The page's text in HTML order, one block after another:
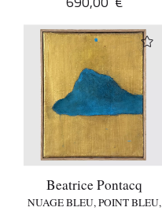
Beatrice Pontacq
NUAGE BLEU, POINT BLEU,